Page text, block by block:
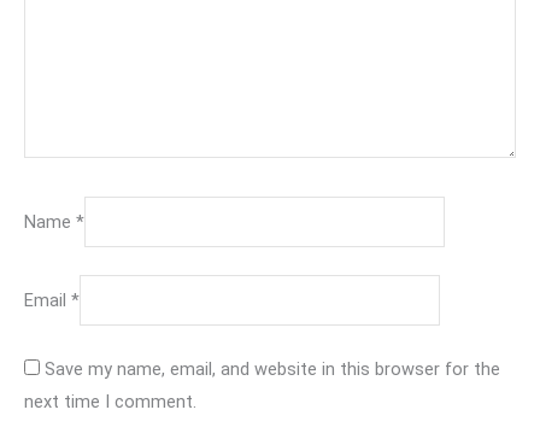
Name *
Email *
Save my name, email, and website in this browser for the
next time I comment.